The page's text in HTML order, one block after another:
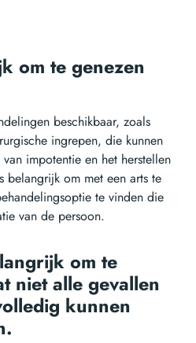
om te genezen
beschikbaar, zoals
ingrepen, die kunnen
impotentie en het herstellen
belangrijk om met een arts te
te vinden die
van de persoon.
om te
niet alle gevallen
kunnen